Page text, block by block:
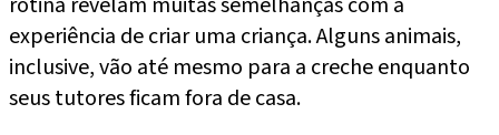
experiência de criar uma criança. Alguns animais,
inclusive, vão até mesmo para a creche enquanto
seus tutores ficam fora de casa.